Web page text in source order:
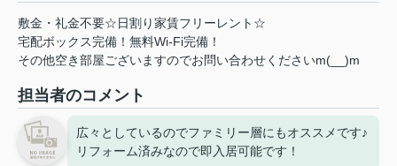
敷金・礼金不要☆日割り家賃フリーレント☆
宅配ボックス完備！無料Wi-Fi完備！
その他空き部屋ございますのでお問い合わせくださいm(__)m
担当者のコメント
広々としているのでファミリー層にもオススメです♪
リフォーム済みなので即入居可能です！